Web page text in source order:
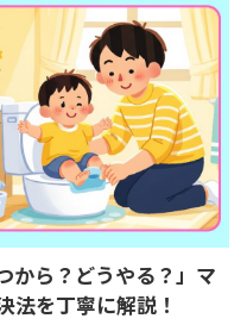
から？どうやる？」マ
法を丁寧に解説！